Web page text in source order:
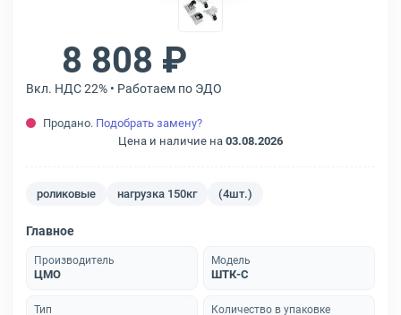
8 808 ₽
Вкл. НДС 22% • Работаем по ЭДО
Продано. Подобрать замену?
Цена и наличие на 03.08.2026
роликовые нагрузка 150кг (4шт.)
Главное
Производитель
ЦМО
Модель
ШТК-С
Тип Количество в упаковке